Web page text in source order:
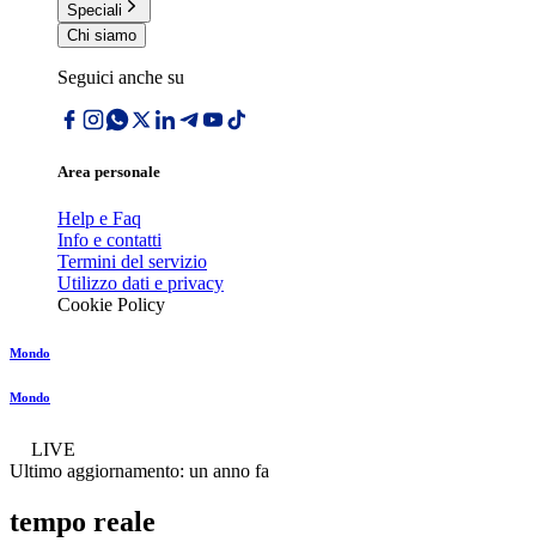
Speciali
Chi siamo
Seguici anche su
Area personale
Help e Faq
Info e contatti
Termini del servizio
Utilizzo dati e privacy
Cookie Policy
Mondo
Mondo
LIVE
Ultimo aggiornamento: un anno fa
tempo reale